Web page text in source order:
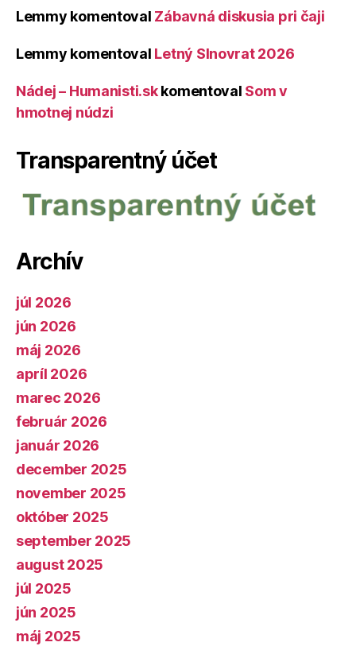
Lemmy komentoval Zábavná diskusia pri čaji
Lemmy komentoval Letný Slnovrat 2026
Nádej – Humanisti.skkomentoval Som v
hmotnej núdzi
Transparentný účet
Archív
júl 2026
jún 2026
máj 2026
apríl 2026
marec 2026
február 2026
január 2026
december 2025
november 2025
október 2025
september 2025
august 2025
júl 2025
jún 2025
máj 2025